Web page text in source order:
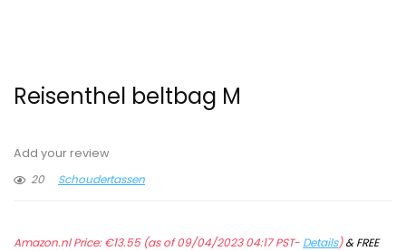
Reisenthel beltbag M
Add your review
20
Schoudertassen
Amazon.nl Price:€13.55(as of 09/04/2023 04:17 PST- Details)&FREE